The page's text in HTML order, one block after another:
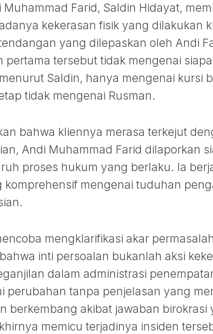
Farid, Saldin Hidayat,
kekerasan fisik yang dilakukan
yang dilepaskan oleh Andi
tersebut tidak mengenai
Saldin, hanya mengenai kursi
tidak mengenai Rusman.
bahwa kliennya merasa terkejut
Andi Muhammad Farid dilaporkan
proses hukum yang berlaku. Ia
komprehensif mengenai tuduhan
mengklarifikasi akar
inti persoalan bukanlah aksi
dalam administrasi
perubahan tanpa penjelasan yang
berkembang akibat jawaban birokrasi
memicu terjadinya insiden